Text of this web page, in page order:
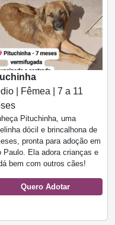
| Fêmea | 7 a 11
Pituchinha, uma
dócil e brincalhona de
pronta para adoção em
Paulo. Ela adora crianças e
bem com outros cães!
Quero Adotar